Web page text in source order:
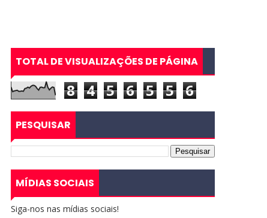
TOTAL DE VISUALIZAÇÕES DE PÁGINA
8 4 5 6 5 5 6
PESQUISAR
MÍDIAS SOCIAIS
Siga-nos nas mídias sociais!